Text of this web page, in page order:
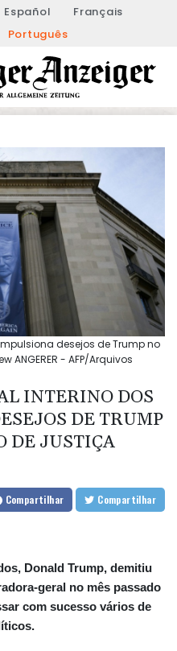
Español
Français
Português
desejos de Trump no
ANGERER - AFP/Arquivos
INTERINO DOS
DE TRUMP
DE JUSTIÇA
Compartilhar Compartilhar
Donald Trump, demitiu
geral no mês passado
com sucesso vários de